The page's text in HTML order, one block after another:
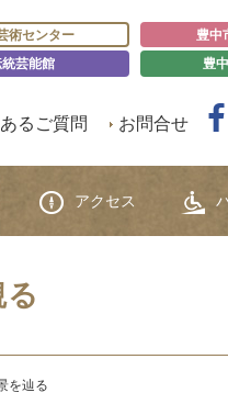
術センター
豊中
芸能館
豊
るご質問 お問合せ
アクセス
を辿る